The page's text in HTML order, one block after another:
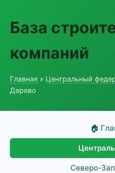
База
компаний
Главная » Центральный
Дерево
🏠
Северо-